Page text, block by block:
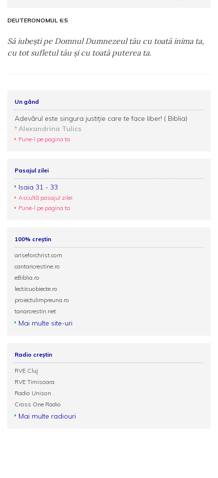
DEUTERONOMUL 6:5
Să iubeşti pe Domnul Dumnezeul tău cu toată inima ta,
cu tot sufletul tău şi cu toată puterea ta.
Un gând
Adevărul este singura justiție care te face liber! ( Biblia)
Alexandrina Tulics
Pune-l pe pagina ta
Pasajul zilei
Isaia 31 - 33
Ascultă pasajul zilei
Pune-l pe pagina ta
100% creștin
ariseforchrist.com
cantaricrestine.ro
eBiblia.ro
lectiicuobiecte.ro
proiectulimpreuna.ro
tanarcrestin.net
Mai multe site-uri
Radio creștin
RVE Cluj
RVE Timisoara
Radio Unison
Cross One Radio
Mai multe radiouri